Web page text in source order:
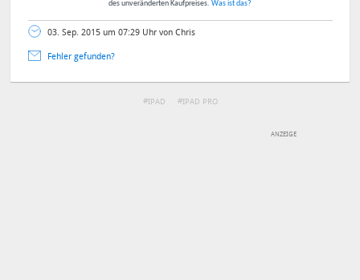
des unveränderten Kaufpreises. Was ist das?
03. Sep. 2015 um 07:29 Uhr von Chris
Fehler gefunden?
IPAD IPAD PRO